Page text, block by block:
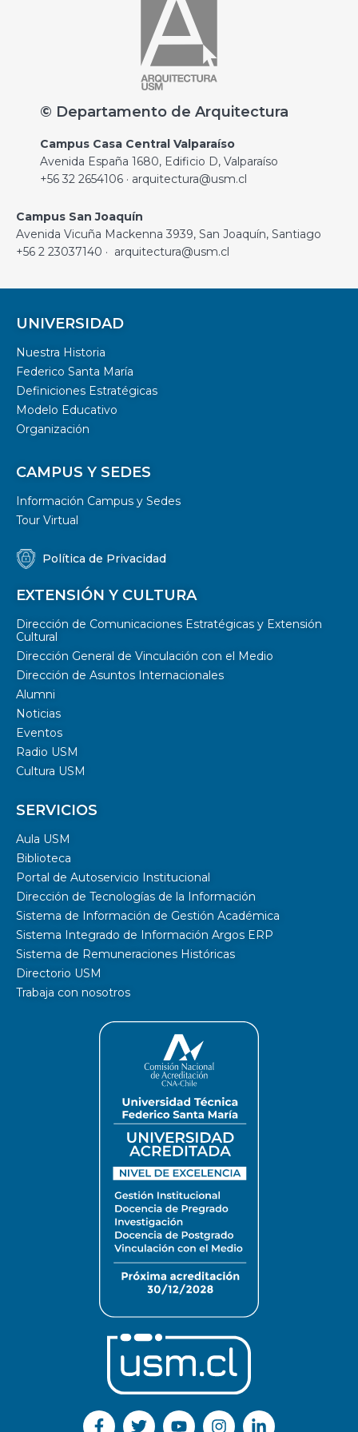
© Departamento de Arquitectura
Campus Casa Central Valparaíso
Avenida España 1680, Edificio D, Valparaíso
+56 32 2654106 · arquitectura@usm.cl
Campus San Joaquín
Avenida Vicuña Mackenna 3939, San Joaquín, Santiago
+56 2 23037140 · arquitectura@usm.cl
UNIVERSIDAD
Nuestra Historia
Federico Santa María
Definiciones Estratégicas
Modelo Educativo
Organización
CAMPUS Y SEDES
Información Campus y Sedes
Tour Virtual
Política de Privacidad
EXTENSIÓN Y CULTURA
Dirección de Comunicaciones Estratégicas y Extensión
Cultural
Dirección General de Vinculación con el Medio
Dirección de Asuntos Internacionales
Alumni
Noticias
Eventos
Radio USM
Cultura USM
SERVICIOS
Aula USM
Biblioteca
Portal de Autoservicio Institucional
Dirección de Tecnologías de la Información
Sistema de Información de Gestión Académica
Sistema Integrado de Información Argos ERP
Sistema de Remuneraciones Históricas
Directorio USM
Trabaja con nosotros